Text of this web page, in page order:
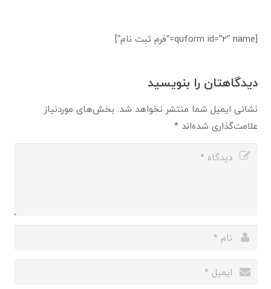
[quform id=”2″ name=”فرم ثبت نام”]
دیدگاهتان را بنویسید
نشانی ایمیل شما منتشر نخواهد شد. بخش‌های موردنیاز
علامت‌گذاری شده‌اند*